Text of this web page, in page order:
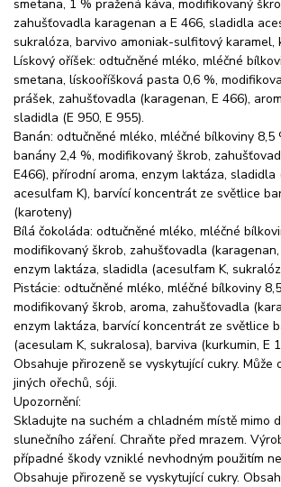
smetana, 1 % pražená káva, modifikovaný
zahušťovadla karagenan a E 466, sladidla
sukralóza, barvivo amoniak-sulfitový karamel,
Lískový oříšek: odtučněné mléko, mléčné
smetana, lískooříšková pasta 0,6 %,
prášek, zahušťovadla (karagenan, E 466),
sladidla (E 950, E 955).
Banán: odtučněné mléko, mléčné bílkoviny 8,5
banány 2,4 %, modifikovaný škrob,
E466), přírodní aroma, enzym laktáza, sladidla
acesulfam K), barvící koncentrát ze světlice
(karoteny)
Bílá čokoláda: odtučněné mléko, mléčné
modifikovaný škrob, zahušťovadla (karagenan,
enzym laktáza, sladidla (acesulfam K,
Pistácie: odtučněné mléko, mléčné bílkoviny
modifikovaný škrob, aroma, zahušťovadla
enzym laktáza, barvící koncentrát ze světlice
(acesulam K, sukralosa), barviva (kurkumin, E
Obsahuje přirozeně se vyskytující cukry. Může
jiných ořechů, sóji.
Upozornění:
Skladujte na suchém a chladném místě mimo
slunečního záření. Chraňte před mrazem.
případné škody vzniklé nevhodným použitím
Obsahuje přirozeně se vyskytující cukry.